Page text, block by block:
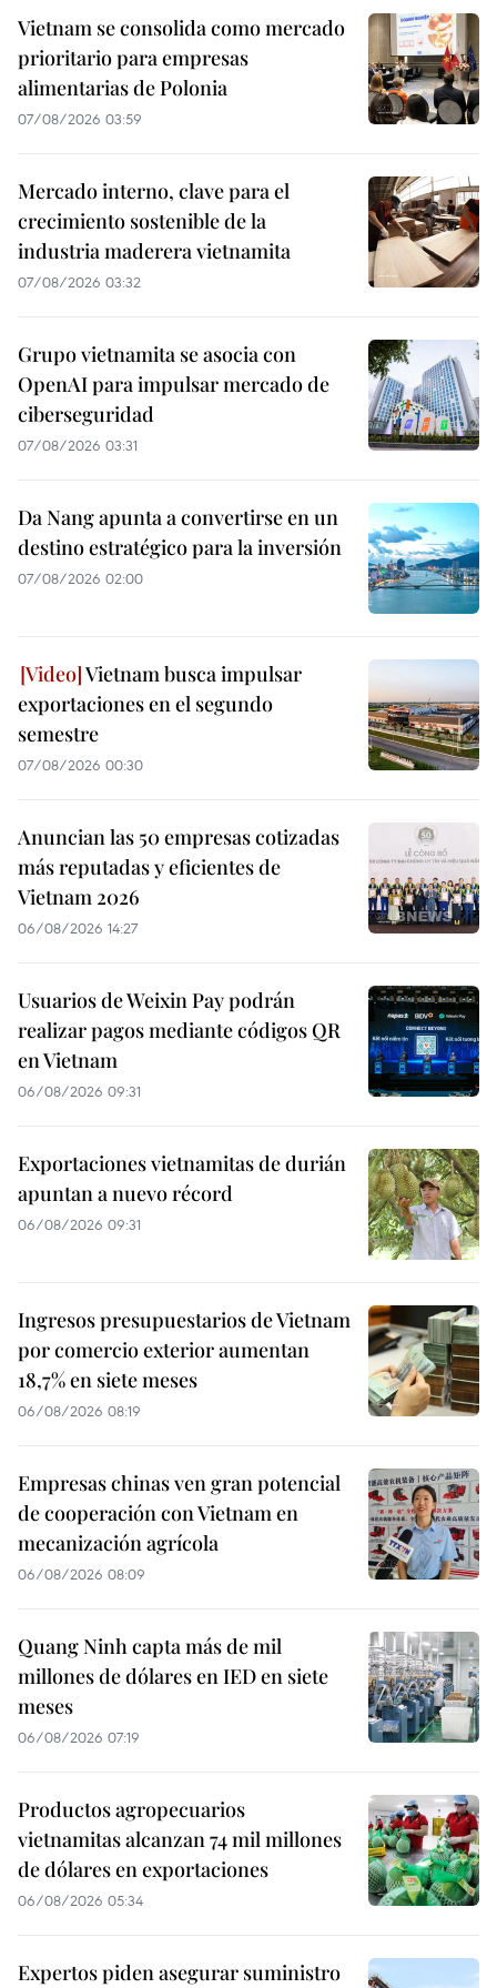
Vietnam se consolida como mercado
prioritario para empresas
alimentarias de Polonia
07/08/2026 03:59
Mercado interno, clave para el
crecimiento sostenible de la
industria maderera vietnamita
07/08/2026 03:32
Grupo vietnamita se asocia con
OpenAI para impulsar mercado de
ciberseguridad
07/08/2026 03:31
Da Nang apunta a convertirse en un
destino estratégico para la inversión
07/08/2026 02:00
Vietnam busca impulsar
exportaciones en el segundo
semestre
07/08/2026 00:30
Anuncian las 50 empresas cotizadas
más reputadas y eficientes de
Vietnam 2026
06/08/2026 14:27
Usuarios de Weixin Pay podrán
realizar pagos mediante códigos QR
en Vietnam
06/08/2026 09:31
Exportaciones vietnamitas de durián
apuntan a nuevo récord
06/08/2026 09:31
Ingresos presupuestarios de Vietnam
por comercio exterior aumentan
18,7% en siete meses
06/08/2026 08:19
Empresas chinas ven gran potencial
de cooperación con Vietnam en
mecanización agrícola
06/08/2026 08:09
Quang Ninh capta más de mil
millones de dólares en IED en siete
meses
06/08/2026 07:19
Productos agropecuarios
vietnamitas alcanzan 74 mil millones
de dólares en exportaciones
06/08/2026 05:34
Expertos piden asegurar suministro